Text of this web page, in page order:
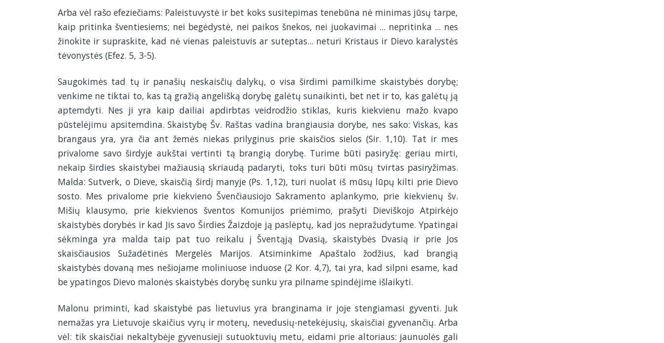
Arba vėl rašo efeziečiams: Paleistuvystė ir bet koks susitepimas tenebūna nė minimas jūsų tarpe,
kaip pritinka šventiesiems; nei begėdystė, nei paikos šnekos, nei juokavimai ... nepritinka ... nes
žinokite ir supraskite, kad nė vienas paleistuvis ar suteptas... neturi Kristaus ir Dievo karalystės
tėvonystės (Efez. 5, 3-5).
Saugokimės tad tų ir panašių neskaisčių dalykų, o visa širdimi pamilkime skaistybės dorybę;
venkime ne tiktai to, kas tą gražią angelišką dorybę galėtų sunaikinti, bet net ir to, kas galėtų ją
aptemdyti. Nes ji yra kaip dailiai apdirbtas veidrodžio stiklas, kuris kiekvienu mažo kvapo
pūstelėjimu apsitemdina. Skaistybę Šv. Raštas vadina brangiausia dorybe, nes sako: Viskas, kas
brangaus yra, yra čia ant žemės niekas prilyginus prie skaisčios sielos (Sir. 1,10). Tat ir mes
privalome savo širdyje aukštai vertinti tą brangią dorybę. Turime būti pasiryžę: geriau mirti,
nekaip širdies skaistybei mažiausią skriaudą padaryti, toks turi būti mūsų tvirtas pasiryžimas.
Malda: Sutverk, o Dieve, skaisčią širdį manyje (Ps. 1,12), turi nuolat iš mūsų lūpų kilti prie Dievo
sosto. Mes privalome prie kiekvieno Švenčiausiojo Sakramento aplankymo, prie kiekvienų šv.
Mišių klausymo, prie kiekvienos šventos Komunijos priėmimo, prašyti Dieviškojo Atpirkėjo
skaistybės dorybės ir kad Jis savo Širdies Žaizdoje ją paslėptų, kad jos nepražudytume. Ypatingai
sėkminga yra malda taip pat tuo reikalu į Šventąją Dvasią, skaistybės Dvasią ir prie Jos
skaisčiausios Sužadėtinės Mergelės Marijos. Atsiminkime Apaštalo žodžius, kad brangią
skaistybės dovaną mes nešiojame moliniuose induose (2 Kor. 4,7), tai yra, kad silpni esame, kad
be ypatingos Dievo malonės skaistybės dorybę sunku yra pilname spindėjime išlaikyti.
Malonu priminti, kad skaistybė pas lietuvius yra branginama ir joje stengiamasi gyventi. Juk
nemažas yra Lietuvoje skaičius vyrų ir moterų, nevedusių-netekėjusių, skaisčiai gyvenančių. Arba
vėl: tik skaisčiai nekaltybėje gyvenusieji sutuoktuvių metu, eidami prie altoriaus: jaunuolės gali